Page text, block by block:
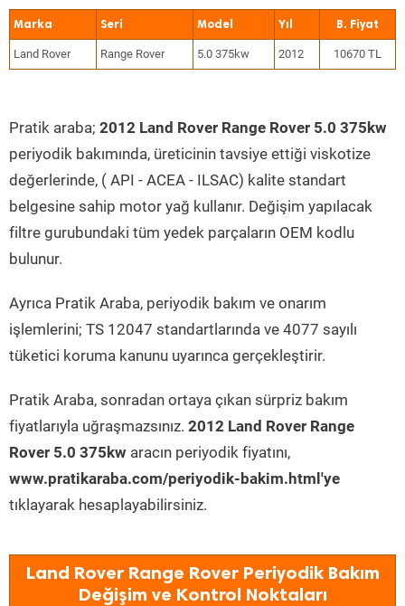
Marka Seri Model Yıl
Land Rover Range Rover 5.0 375kw 2012 10670 TL
Pratik araba; 2012 Land Rover Range Rover 5.0 375kw
periyodik bakımında, üreticinin tavsiye ettiği viskotize
değerlerinde, ( API - ACEA - ILSAC) kalite standart
belgesine sahip motor yağ kullanır. Değişim yapılacak
filtre gurubundaki tüm yedek parçaların OEM kodlu
bulunur.
Ayrıca Pratik Araba, periyodik bakım ve onarım
işlemlerini; TS 12047 standartlarında ve 4077 sayılı
tüketici koruma kanunu uyarınca gerçekleştirir.
Pratik Araba, sonradan ortaya çıkan sürpriz bakım
fiyatlarıyla uğraşmazsınız. 2012 Land Rover Range
Rover 5.0 375kw aracın periyodik fiyatını,
www.pratikaraba.com/periyodik-bakim.html'ye
tıklayarak hesaplayabilirsiniz.
Land Rover Range Rover Periyodik Bakım
Değişim ve Kontrol Noktaları